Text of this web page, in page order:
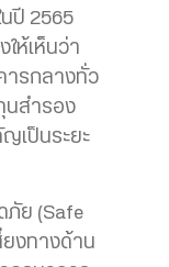
นปี 2565
ให้เห็นว่า
ารกลางทั่ว
นสำรอง
เป็นระยะ
ภัย (Safe
ยงทางด้าน